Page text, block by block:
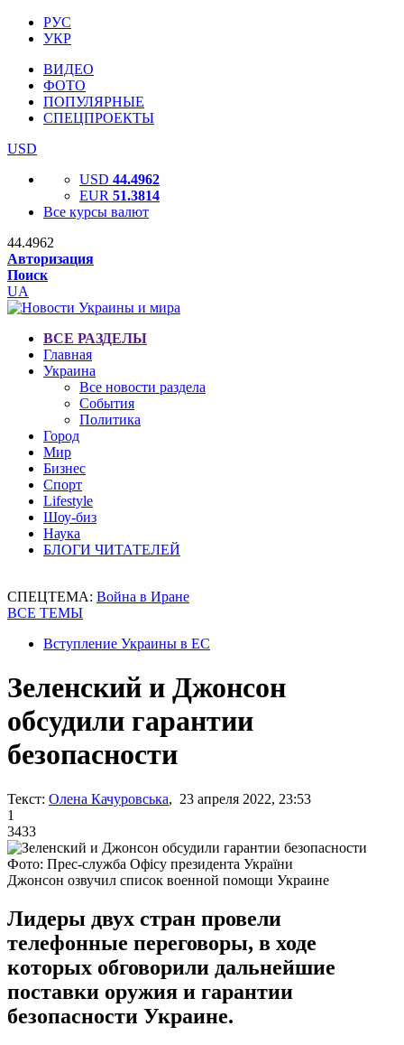
РУС
УКР
ВИДЕО
ФОТО
ПОПУЛЯРНЫЕ
СПЕЦПРОЕКТЫ
USD
USD 44.4962
EUR 51.3814
Все курсы валют
44.4962
Авторизация
Поиск
UA
ВСЕ РАЗДЕЛЫ
Главная
Украина
Все новости раздела
События
Политика
Город
Мир
Бизнес
Спорт
Lifestyle
Шоу-биз
Наука
БЛОГИ ЧИТАТЕЛЕЙ
СПЕЦТЕМА: Война в Иране
ВСЕ ТЕМЫ
Вступление Украины в ЕС
Зеленский и Джонсон
обсудили гарантии
безопасности
Текст: Олена Качуровська, 23 апреля 2022, 23:53
1
3433
Фото: Прес-служба Офісу президента України
Джонсон озвучил список военной помощи Украине
Лидеры двух стран провели
телефонные переговоры, в ходе
которых обговорили дальнейшие
поставки оружия и гарантии
безопасности Украине.